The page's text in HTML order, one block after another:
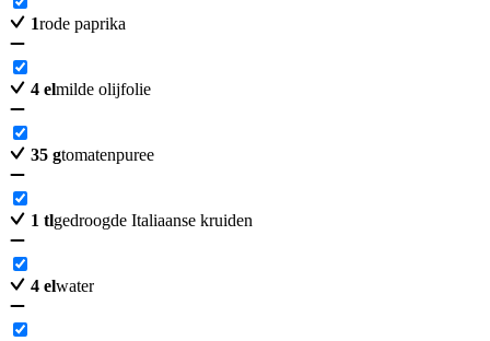
1rode paprika
4 elmilde olijfolie
35 gtomatenpuree
1 tlgedroogde Italiaanse kruiden
4 elwater